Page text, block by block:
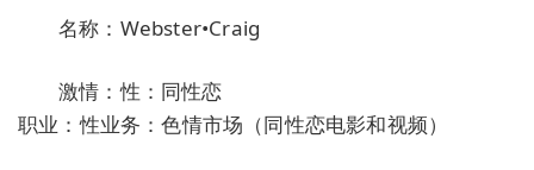
名称：Webster•Craig
激情：性：同性恋
职业：性业务：色情市场（同性恋电影和视频）